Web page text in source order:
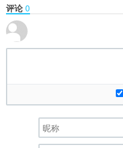
评论 0